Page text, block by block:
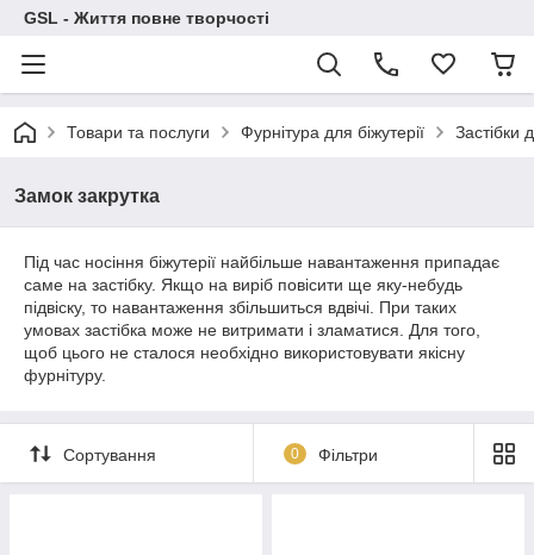
GSL - Життя повне творчості
Товари та послуги Фурнітура для біжутерії Застібки
Замок закрутка
Під час носіння біжутерії найбільше навантаження припадає
саме на застібку. Якщо на виріб повісити ще яку-небудь
підвіску, то навантаження збільшиться вдвічі. При таких
умовах застібка може не витримати і зламатися. Для того,
щоб цього не сталося необхідно використовувати якісну
фурнітуру.
Сортування 0 Фільтри